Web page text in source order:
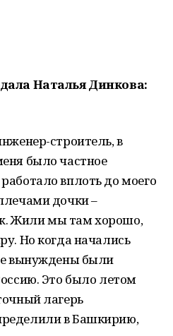
Наталья Динкова:
строитель, в
было частное
вплоть до моего
дочки –
Жили мы там хорошо,
Но когда начались
вынуждены были
Это было летом
лагерь
в Башкирию,